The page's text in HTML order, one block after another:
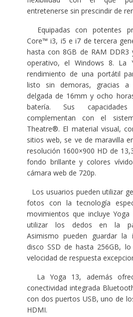
entretenerse sin prescindir de
Equipadas con potentes
Core™ i3, i5 e i7 de tercera
hasta con 8GB de RAM
operativo, el Windows 8. La
rendimiento de una portátil
listo sin demoras, gracias a
delgada de 16mm y ocho
batería. Sus
complementan con el
Theatre®. El material visual,
sitios web, se ve de maravilla
resolución 1600×900 HD de
fondo brillante y colores
cámara web de 720p.
Los usuarios pueden utilizar
fotos con la tecnología
movimientos que incluye
utilizar los dedos en la
Asimismo pueden guardar la
disco SSD de hasta 256GB,
velocidad de respuesta
La Yoga 13, además
conectividad integrada
con dos puertos USB, uno de
HDMI.